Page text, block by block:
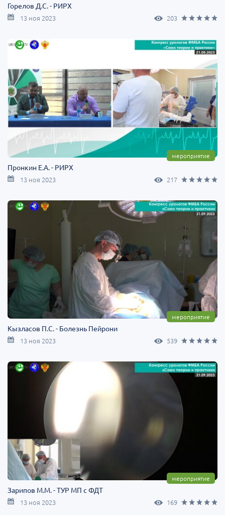
Горелов Д.С. - РИРХ
13 ноя 2023 203
мероприятие
Пронкин Е.А. - РИРХ
13 ноя 2023 217
мероприятие
Кызласов П.С. - Болезнь Пейрони
13 ноя 2023 539
мероприятие
Зарипов М.М. - ТУР МП с ФДТ
13 ноя 2023 169